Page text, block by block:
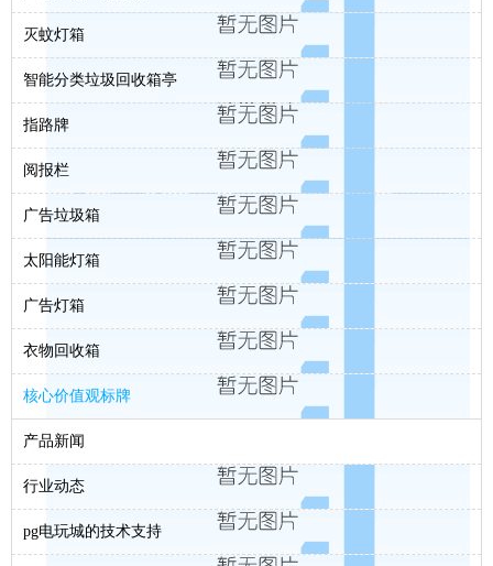
灭蚊灯箱
智能分类垃圾回收箱亭
指路牌
阅报栏
广告垃圾箱
太阳能灯箱
广告灯箱
衣物回收箱
核心价值观标牌
产品新闻
行业动态
pg电玩城的技术支持